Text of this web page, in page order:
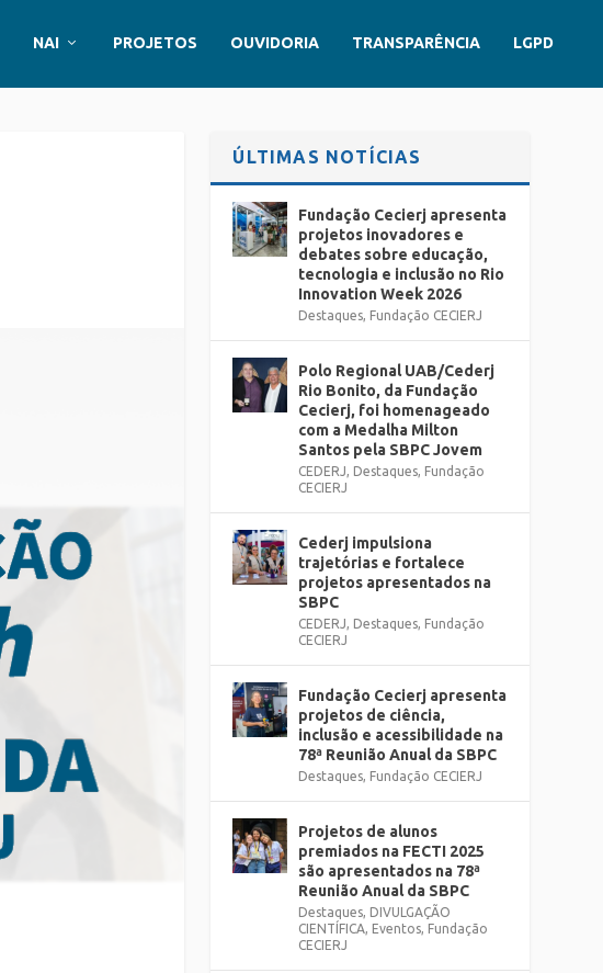
NAI PROJETOS OUVIDORIA TRANSPARÊNCIA LGPD
ÚLTIMAS NOTÍCIAS
Fundação Cecierj apresenta
projetos inovadores e
debates sobre educação,
tecnologia e inclusão no Rio
Innovation Week 2026
Destaques, Fundação CECIERJ
Polo Regional UAB/Cederj
Rio Bonito, da Fundação
Cecierj, foi homenageado
com a Medalha Milton
Santos pela SBPC Jovem
CEDERJ, Destaques, Fundação
CECIERJ
Cederj impulsiona
trajetórias e fortalece
projetos apresentados na
SBPC
CEDERJ, Destaques, Fundação
CECIERJ
Fundação Cecierj apresenta
projetos de ciência,
inclusão e acessibilidade na
78ª Reunião Anual da SBPC
Destaques, Fundação CECIERJ
Projetos de alunos
premiados na FECTI 2025
são apresentados na 78ª
Reunião Anual da SBPC
Destaques, DIVULGAÇÃO
CIENTÍFICA, Eventos, Fundação
CECIERJ